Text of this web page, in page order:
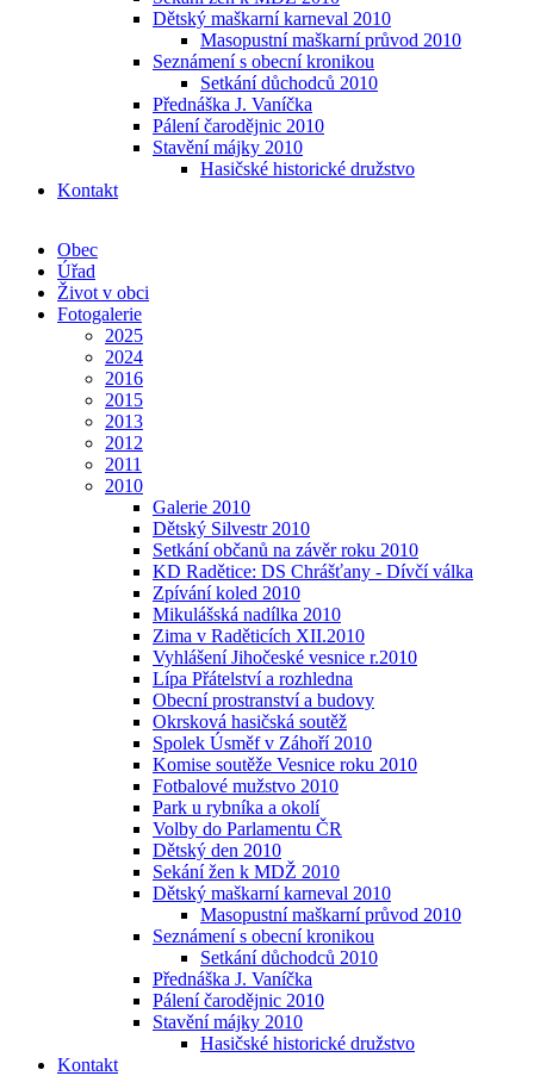
Dětský maškarní karneval 2010
Masopustní maškarní průvod 2010
Seznámení s obecní kronikou
Setkání důchodců 2010
Přednáška J. Vaníčka
Pálení čarodějnic 2010
Stavění májky 2010
Hasičské historické družstvo
Kontakt
Obec
Úřad
Život v obci
Fotogalerie
2025
2024
2016
2015
2013
2012
2011
2010
Galerie 2010
Dětský Silvestr 2010
Setkání občanů na závěr roku 2010
KD Radětice: DS Chrášťany - Dívčí válka
Zpívání koled 2010
Mikulášská nadílka 2010
Zima v Raděticích XII.2010
Vyhlášení Jihočeské vesnice r.2010
Lípa Přátelství a rozhledna
Obecní prostranství a budovy
Okrsková hasičská soutěž
Spolek Úsměf v Záhoří 2010
Komise soutěže Vesnice roku 2010
Fotbalové mužstvo 2010
Park u rybníka a okolí
Volby do Parlamentu ČR
Dětský den 2010
Sekání žen k MDŽ 2010
Dětský maškarní karneval 2010
Masopustní maškarní průvod 2010
Seznámení s obecní kronikou
Setkání důchodců 2010
Přednáška J. Vaníčka
Pálení čarodějnic 2010
Stavění májky 2010
Hasičské historické družstvo
Kontakt